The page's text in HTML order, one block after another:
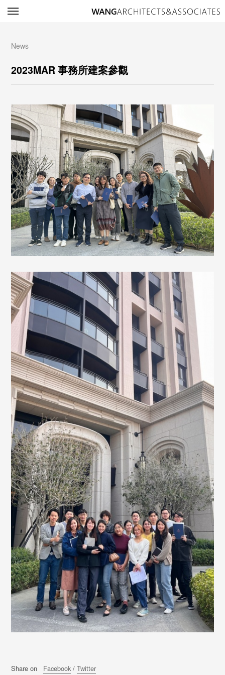
News
2023MAR 事務所建案參觀
Share on Facebook/Twitter